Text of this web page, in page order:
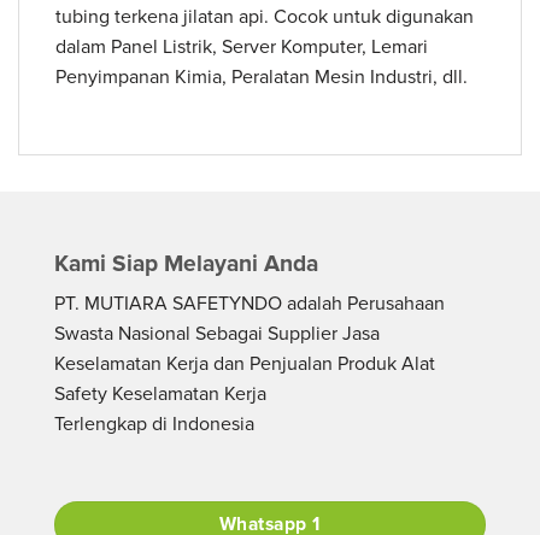
tubing terkena jilatan api. Cocok untuk digunakan
dalam Panel Listrik, Server Komputer, Lemari
Penyimpanan Kimia, Peralatan Mesin Industri, dll.
Kami Siap Melayani Anda
PT. MUTIARA SAFETYNDO adalah Perusahaan
Swasta Nasional Sebagai Supplier Jasa
Keselamatan Kerja dan Penjualan Produk Alat
Safety Keselamatan Kerja
Terlengkap di Indonesia
Whatsapp 1